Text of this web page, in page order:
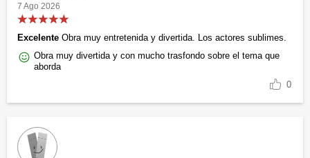
7 Ago 2026
Excelente Obra muy entretenida y divertida. Los actores sublimes.
Obra muy divertida y con mucho trasfondo sobre el tema que
aborda
0